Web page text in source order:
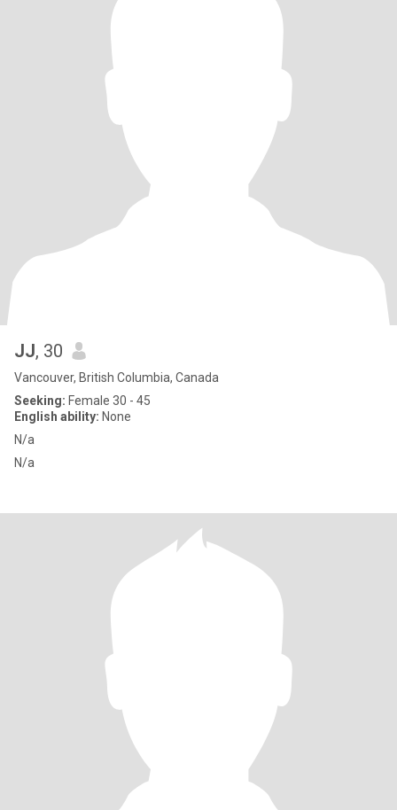
JJ, 30
Vancouver, British Columbia, Canada
Seeking: Female 30 - 45
English ability: None
N/a
N/a